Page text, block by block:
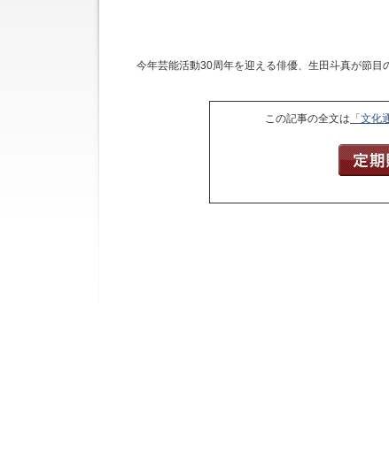
今年芸能活動30周年を迎える俳優、生田斗真が節
この記事の全文は 「文化